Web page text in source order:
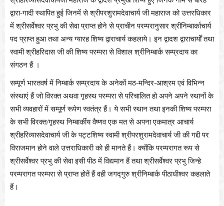
द्वारा-गादी स्थापित हुई जिनमें से श्रीपरशुरामदेवाचार्य जी महाराज को उत्तरधिकार
में श्रीसर्वेश्वर प्रभु की सेवा प्राप्त होने से प्राचीन परम्परानुसार श्रीनिम्बार्काचार्य
पद प्राप्त हुआ तथा अन्य ग्यारह शिष्य द्वाराचार्य कहलाये। इन द्वादश द्वाराचार्यों तथा
स्वामी श्रीहरिदास जी की शिष्य परम्परा से विशाल श्रीनिम्बार्क सम्प्रदाय का
संगठन हैं ।
सम्पूर्ण भारतवर्ष में निम्बार्क सम्प्रदाय के अनेकों मठ-मन्दिर-आश्रम एवं विभिन्न
संस्थाएं हैं जो विरक्त अथवा गृहस्थ परम्परा से परिचालित हो अपने अपने स्थानों के
सभी व्यवहारों में सम्पूर्ण रूपेण स्वतंत्र हैं। ये सभी स्थान तथा इनकी शिष्य परम्परा
के सभी विरक्त/गृहस्थ निम्बार्कीय वैष्णव एक मत से अपना एकमात्र आचार्य
श्रीहरिव्यासदेवाचार्य जी के पट्टशिष्य स्वामी श्रीपरशुरामदेवाचार्य जी की गद्दी पर
विराजमान होने वाले उत्तराधिकारी को ही मानते हैं। क्योंकि परम्परागत रूप से
श्रीसर्वेश्वर प्रभु की सेवा इसी पीठ में विद्यमान हैं तथा श्रीसर्वेश्वर प्रभु जिन्हे
परम्परागत परम्परा से प्राप्त होतें हैं वही जगद्गुरु श्रीनिम्बार्क पीठाधीश्वर कहलाते
हैं।